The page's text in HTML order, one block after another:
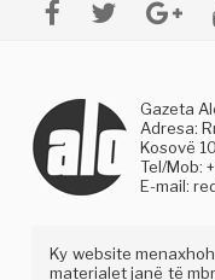
Gazeta
Adresa:
Kosovë
Tel/Mob:
E-mail:
Ky website
materialet janë të